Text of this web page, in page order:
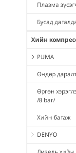
Плазма
Бусад
Хийн
PUMA
Өндөр
Өргөн
/8 bar/
Хийн багаж
DENYO